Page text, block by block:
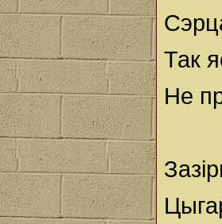
Так
Не